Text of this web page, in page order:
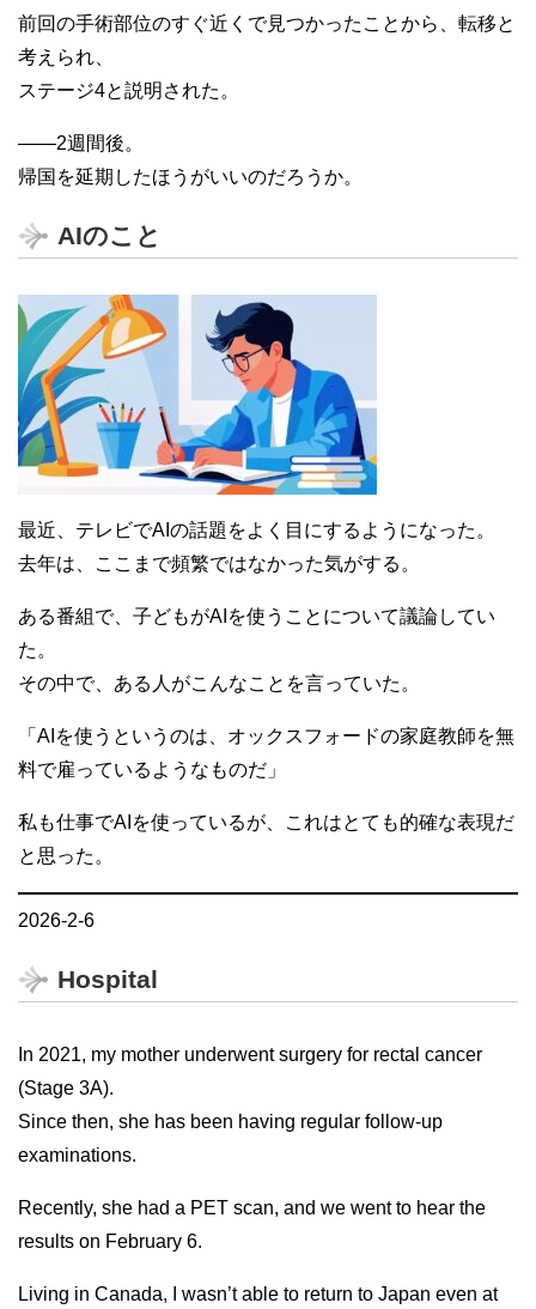
前回の手術部位のすぐ近くで見つかったことから、転移と
考えられ、
ステージ4と説明された。
――2週間後。
帰国を延期したほうがいいのだろうか。
AIのこと
最近、テレビでAIの話題をよく目にするようになった。
去年は、ここまで頻繁ではなかった気がする。
ある番組で、子どもがAIを使うことについて議論してい
た。
その中で、ある人がこんなことを言っていた。
「AIを使うというのは、オックスフォードの家庭教師を無
料で雇っているようなものだ」
私も仕事でAIを使っているが、これはとても的確な表現だ
と思った。
2026-2-6
Hospital
In 2021, my mother underwent surgery for rectal cancer
(Stage 3A).
Since then, she has been having regular follow-up
examinations.
Recently, she had a PET scan, and we went to hear the
results on February 6.
Living in Canada, I wasn’t able to return to Japan even at